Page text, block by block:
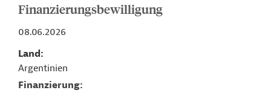
Finanzierungsbewilligung
08.06.2026
Land
Argentinien
Finanzierung